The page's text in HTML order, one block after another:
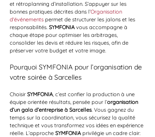
et rétroplanning d’installation. S’appuyer sur les
bonnes pratiques décrites dans l’Organisation
d'événements permet de structurer les jalons et les
responsabilités. SYMFONIA vous accompagne à
chaque étape pour optimiser les arbitrages,
consolider les devis et réduire les risques, afin de
préserver votre budget et votre image.
Pourquoi SYMFONIA pour l’organisation de
votre soirée à Sarcelles
Choisir SYMFONIA, c’est confier la production à une
équipe orientée résultats, pensée pour l’organisation
d’un gala d’entreprise à Sarcelles. Vous gagnez du
temps sur la coordination, vous sécurisez la qualité
technique et vous transformez vos idées en expérience
réelle. L’approche SYMFONIA privilégie un cadre clair: